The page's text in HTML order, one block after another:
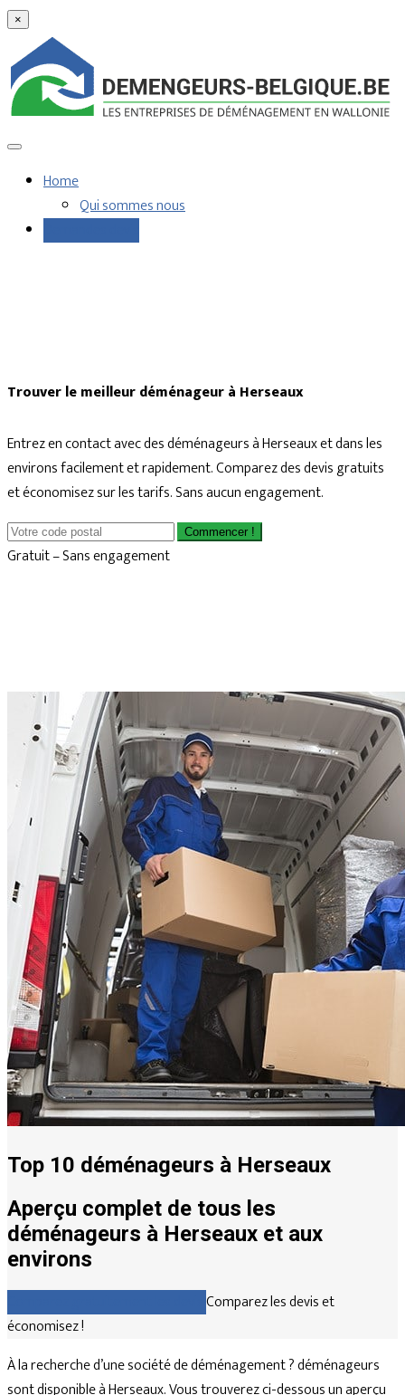
×
Home
Qui sommes nous
Trouver le meilleur déménageur à Herseaux
Entrez en contact avec des déménageurs à Herseaux et dans les
environs facilement et rapidement. Comparez des devis gratuits
et économisez sur les tarifs. Sans aucun engagement.
Commencer !
Gratuit – Sans engagement
Top 10 déménageurs à Herseaux
Aperçu complet de tous les
déménageurs à Herseaux et aux
environs
Comparez les devis et
économisez !
À la recherche d’une société de déménagement ? déménageurs
sont disponible à Herseaux. Vous trouverez ci-dessous un aperçu